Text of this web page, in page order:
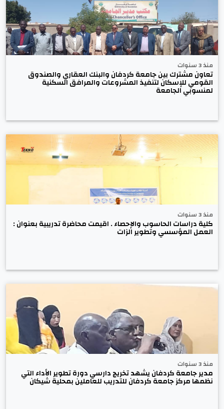
منذ 3 سنوات
تعاون مشترك بين جامعة كردفان والبنك العقاري والصندوق
القومي للإسكان لتنفيذ المشروعات والمرافق السكنية
لمنسوبي الجامعة
منذ 3 سنوات
كلية دراسات الحاسوب والإحصاء . اقيمت محاضرة تدريبية بعنوان :
العمل المؤسسي وتطوير الزات
منذ 3 سنوات
مدير جامعة كردفان يشهد تخريج دارسي دورة تطوير الأداء التي
نظمها مركز جامعة كردفان للتدريب للعاملين بمحلية شيكان